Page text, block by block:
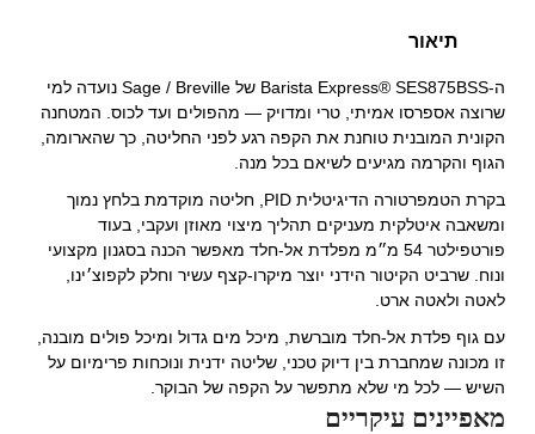
תיאור
ה-Barista Express® SES875BSS של Sage / Breville נועדה למי
שרוצה אספרסו אמיתי, טרי ומדויק — מהפולים ועד לכוס. המטחנה
הקונית המובנית טוחנת את הקפה רגע לפני החליטה, כך שהארומה,
הגוף והקרמה מגיעים לשיאם בכל מנה.
בקרת הטמפרטורה הדיגיטלית PID, חליטה מוקדמת בלחץ נמוך
ומשאבה איטלקית מעניקים תהליך מיצוי מאוזן ועקבי, בעוד
פורטפילטר 54 מ״מ מפלדת אל-חלד מאפשר הכנה בסגנון מקצועי
ונוח. שרביט הקיטור הידני יוצר מיקרו-קצף עשיר וחלק לקפוצ׳ינו,
לאטה ולאטה ארט.
עם גוף פלדת אל-חלד מוברשת, מיכל מים גדול ומיכל פולים מובנה,
זו מכונה שמחברת בין דיוק טכני, שליטה ידנית ונוכחות פרימיום על
השיש — לכל מי שלא מתפשר על הקפה של הבוקר.
מאפיינים עיקריים